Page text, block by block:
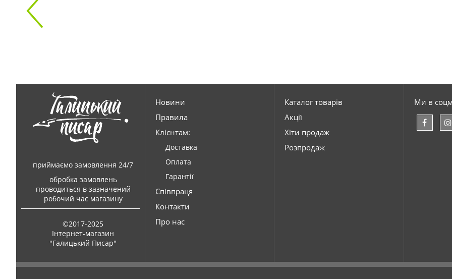
приймаємо замовлення 24/7
обробка замовлень
проводиться в зазначений
робочий час магазину
©2017-2025
Інтернет-магазин
"Галицький Писар"
Новини
Правила
Клієнтам:
Доставка
Оплата
Гарантії
Співпраця
Контакти
Про нас
Каталог товарів
Акції
Хіти продаж
Розпродаж
Ми в